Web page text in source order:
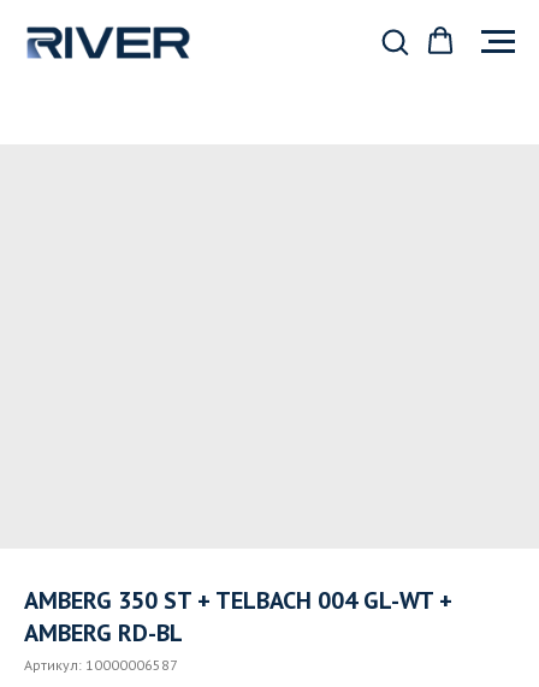
AMBERG 350 ST + TELBACH 004 GL-WT +
AMBERG RD-BL
Артикул: 10000006587